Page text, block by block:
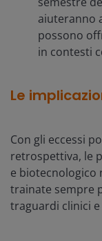
aiuteranno
possono
in contesti
Le
Con gli eccessi
retrospettiva, le
e biotecnologico
trainate sempre
traguardi clinici